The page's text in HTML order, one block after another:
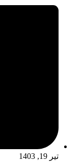
تیر 19, 1403